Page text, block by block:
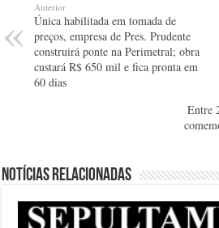
Anterior
Única habilitada em tomada de
preços, empresa de Pres. Prudente
construirá ponte na Perimetral; obra
custará R$ 650 mil e fica pronta em
60 dias
Entre
Notícias relacionadas